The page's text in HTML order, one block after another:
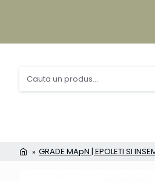
GRADE MApN | EPOLETI SI